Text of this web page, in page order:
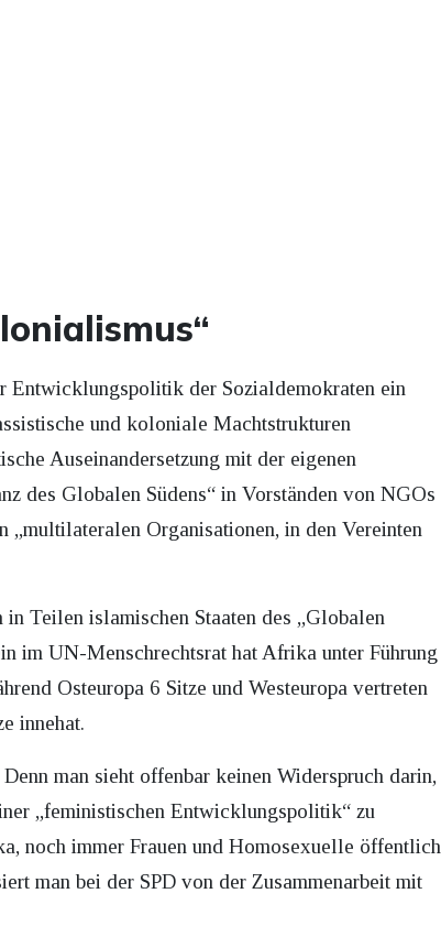
Entwicklungspolitik der Sozialdemokraten ein
und koloniale Machtstrukturen
Auseinandersetzung mit der eigenen
des Globalen Südens“ in Vorständen von NGOs
„multilateralen Organisationen, in den Vereinten
Teilen islamischen Staaten des „Globalen
im UN-Menschrechtsrat hat Afrika unter Führung
Osteuropa 6 Sitze und Westeuropa vertreten
innehat.
man sieht offenbar keinen Widerspruch darin,
„feministischen Entwicklungspolitik“ zu
noch immer Frauen und Homosexuelle öffentlich
man bei der SPD von der Zusammenarbeit mit